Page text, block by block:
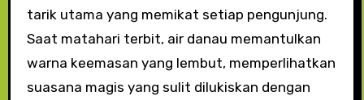
tarik utama yang memikat setiap pengunjung.
Saat matahari terbit, air danau memantulkan
warna keemasan yang lembut, memperlihatkan
suasana magis yang sulit dilukiskan dengan